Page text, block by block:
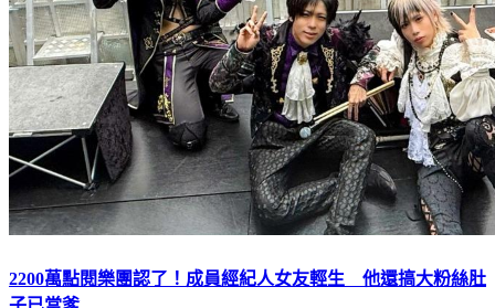
2200萬點閱樂團認了！成員經紀人女友輕生 他還搞大粉絲肚